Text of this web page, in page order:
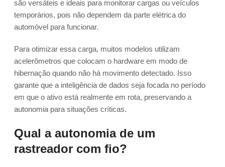
são versáteis e ideais para monitorar cargas ou veículos
temporários, pois não dependem da parte elétrica do
automóvel para funcionar.
Para otimizar essa carga, muitos modelos utilizam
acelerômetros que colocam o hardware em modo de
hibernação quando não há movimento detectado. Isso
garante que a inteligência de dados seja focada no período
em que o ativo está realmente em rota, preservando a
autonomia para situações críticas.
Qual a autonomia de um
rastreador com fio?